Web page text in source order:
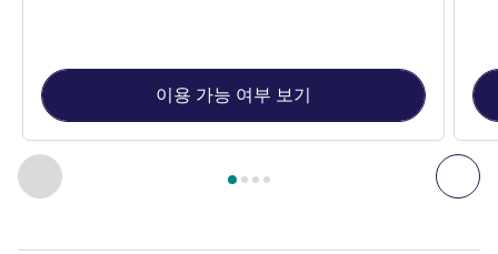
이전 - 객실 다
4 페이지 , 객실 1 : Superior Room - 1 king size bed , 객실 2
이용 가능 여부 보기